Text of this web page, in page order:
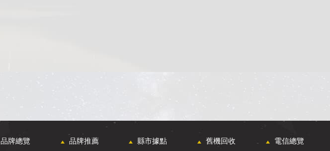
品牌總覽 品牌推薦 縣市據點 舊機回收 電信總覽